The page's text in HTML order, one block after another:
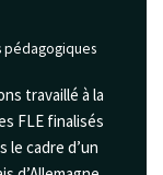
pédagogiques
travaillé à la
FLE finalisés
le cadre d’un